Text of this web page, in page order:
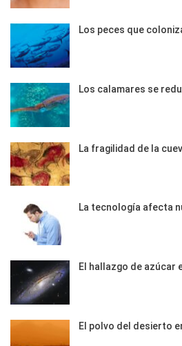
Los peces que
Los calamares se
La fragilidad de la
La tecnología afecta
El hallazgo de azúcar
El polvo del desierto